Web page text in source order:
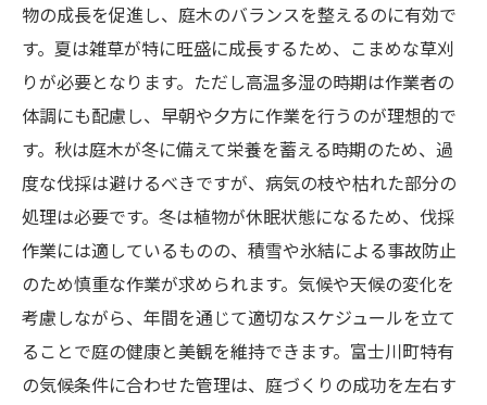
物の成長を促進し、庭木のバランスを整えるのに有効で
す。夏は雑草が特に旺盛に成長するため、こまめな草刈
りが必要となります。ただし高温多湿の時期は作業者の
体調にも配慮し、早朝や夕方に作業を行うのが理想的で
す。秋は庭木が冬に備えて栄養を蓄える時期のため、過
度な伐採は避けるべきですが、病気の枝や枯れた部分の
処理は必要です。冬は植物が休眠状態になるため、伐採
作業には適しているものの、積雪や氷結による事故防止
のため慎重な作業が求められます。気候や天候の変化を
考慮しながら、年間を通じて適切なスケジュールを立て
ることで庭の健康と美観を維持できます。富士川町特有
の気候条件に合わせた管理は、庭づくりの成功を左右す